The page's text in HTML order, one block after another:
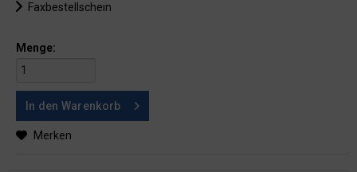
Faxbestellschein
Menge:
In den Warenkorb
Merken